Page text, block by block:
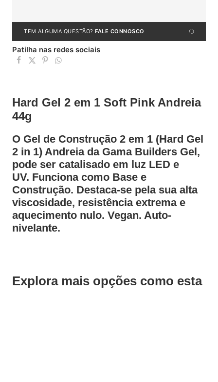
TEM ALGUMA QUESTÃO? FALE CONNOSCO
Patilha nas redes sociais
Hard Gel 2 em 1 Soft Pink Andreia
44g
O Gel de Construção 2 em 1 (Hard Gel
2 in 1) Andreia da Gama Builders Gel,
pode ser catalisado em luz LED e
UV. Funciona como Base e
Construção. Destaca-se pela sua alta
viscosidade, resistência extrema e
aquecimento nulo. Vegan. Auto-
nivelante.
Explora mais opções como esta